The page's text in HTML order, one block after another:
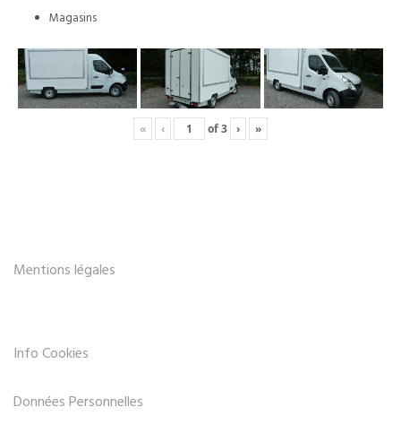
Magasins
« ‹ of3 › »
Mentions légales
Info Cookies
Données Personnelles